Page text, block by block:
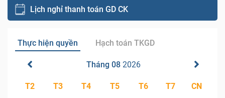
Lịch nghỉ thanh toán GD CK
Thực hiện quyền Hạch toán TKGD
Tháng 08 2026
T2 T3 T4 T5 T6 T7 CN